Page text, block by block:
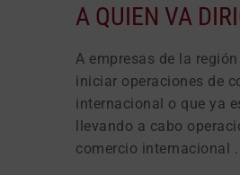
A QUIEN VA
A empresas de la
iniciar operaciones de
internacional o que ya
llevando a cabo
comercio internacional .